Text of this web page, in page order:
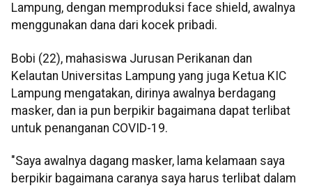
Lampung, dengan memproduksi face shield, awalnya
menggunakan dana dari kocek pribadi.
Bobi (22), mahasiswa Jurusan Perikanan dan
Kelautan Universitas Lampung yang juga Ketua KIC
Lampung mengatakan, dirinya awalnya berdagang
masker, dan ia pun berpikir bagaimana dapat terlibat
untuk penanganan COVID-19.
"Saya awalnya dagang masker, lama kelamaan saya
berpikir bagaimana caranya saya harus terlibat dalam